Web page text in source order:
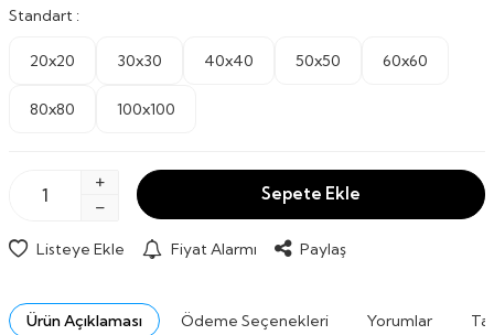
Standart :
20x20 30x30 40x40 50x50 60x60
80x80 100x100
Sepete Ekle
Listeye Ekle Fiyat Alarmı Paylaş
Ürün Açıklaması Ödeme Seçenekleri Yorumlar